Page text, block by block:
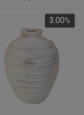
3.00%